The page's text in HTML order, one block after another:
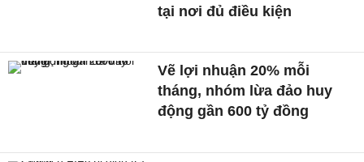
tại nơi đủ điều kiện
Vẽ lợi nhuận 20% mỗi
tháng, nhóm lừa đảo huy
động gần 600 tỷ đồng